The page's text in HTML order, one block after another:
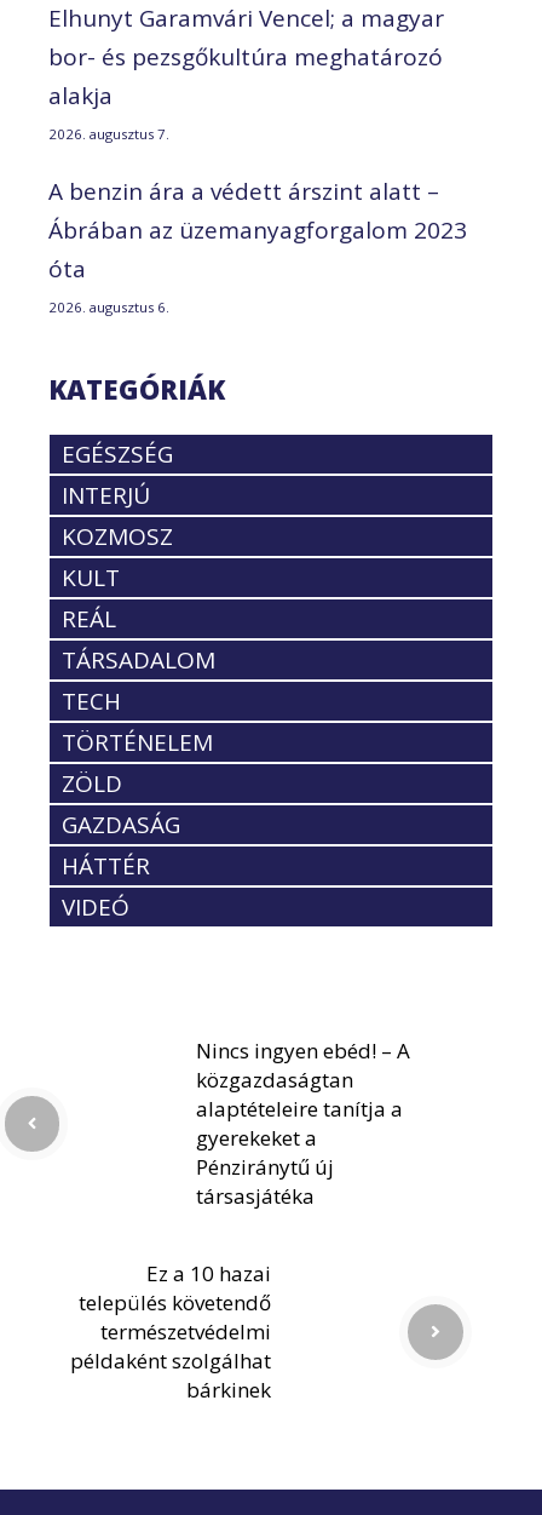
Elhunyt Garamvári Vencel; a magyar
bor- és pezsgőkultúra meghatározó
alakja
2026. augusztus 7.
A benzin ára a védett árszint alatt –
Ábrában az üzemanyagforgalom 2023
óta
2026. augusztus 6.
KATEGÓRIÁK
EGÉSZSÉG
INTERJÚ
KOZMOSZ
KULT
REÁL
TÁRSADALOM
TECH
TÖRTÉNELEM
ZÖLD
GAZDASÁG
HÁTTÉR
VIDEÓ
Nincs ingyen ebéd! – A
közgazdaságtan
alaptételeire tanítja a
gyerekeket a
Pénziránytű új
társasjátéka
Ez a 10 hazai
település követendő
természetvédelmi
példaként szolgálhat
bárkinek